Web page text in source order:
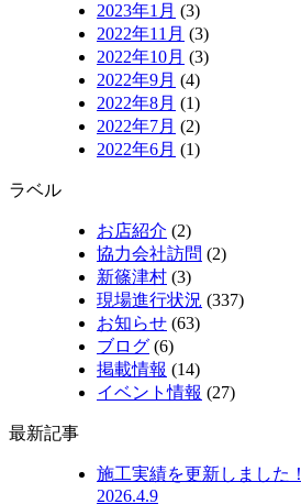
2023年1月 (3)
2022年11月 (3)
2022年10月 (3)
2022年9月 (4)
2022年8月 (1)
2022年7月 (2)
2022年6月 (1)
ラベル
お店紹介 (2)
協力会社訪問 (2)
新篠津村 (3)
現場進行状況 (337)
お知らせ (63)
ブログ (6)
掲載情報 (14)
イベント情報 (27)
最新記事
施工実績を更新しました！
2026.4.9